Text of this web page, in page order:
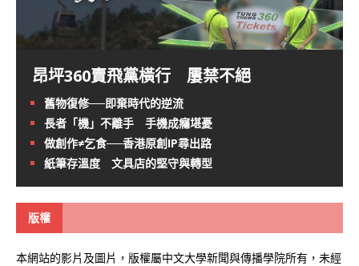
昂坪360賣飛黨橫行 屢禁不絕
舊物復修──即棄時代的逆流
長者「機」不離手 手機成癮堪憂
做創作≠乞食──香港原創IP尋出路
紙筆存溫度 文具店的堅守與轉型
版權
本網站的影片及圖片，版權屬中文大學新聞與傳播學院所有，未經